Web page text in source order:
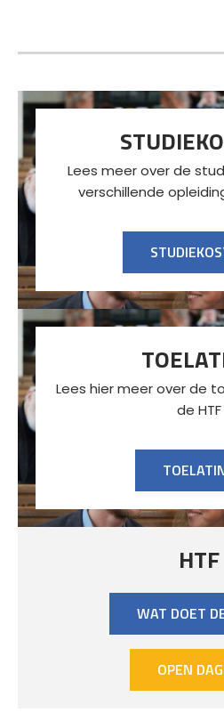
Lees meer over de
verschillende
Lees hier meer over de
de HTF
HTF
WAT DOET
OPEN